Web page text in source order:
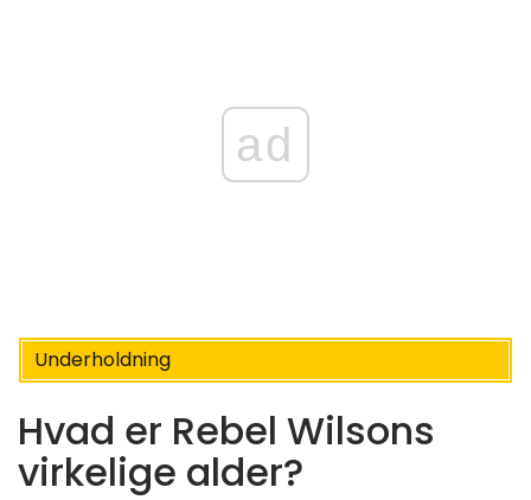
ad
Underholdning
Hvad er Rebel Wilsons
virkelige alder?